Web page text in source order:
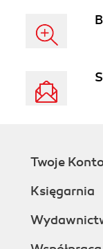
Twoje
Księgarnia